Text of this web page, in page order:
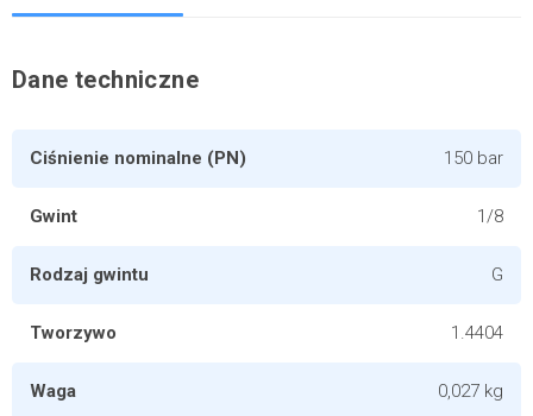
Dane techniczne
Ciśnienie nominalne (PN) 150 bar
Gwint 1/8
Rodzaj gwintu G
Tworzywo 1.4404
Waga 0,027 kg